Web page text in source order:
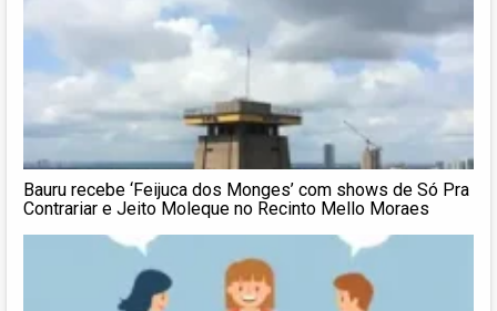
Bauru recebe ‘Feijuca dos Monges’ com shows de Só Pra
Contrariar e Jeito Moleque no Recinto Mello Moraes